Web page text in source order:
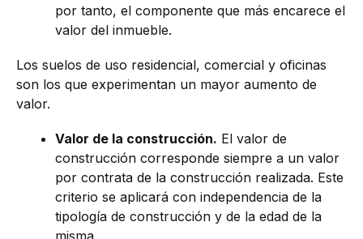
por tanto, el componente que más encarece el
valor del inmueble.
Los suelos de uso residencial, comercial y oficinas
son los que experimentan un mayor aumento de
valor.
Valor de la construcción. El valor de
construcción corresponde siempre a un valor
por contrata de la construcción realizada. Este
criterio se aplicará con independencia de la
tipología de construcción y de la edad de la